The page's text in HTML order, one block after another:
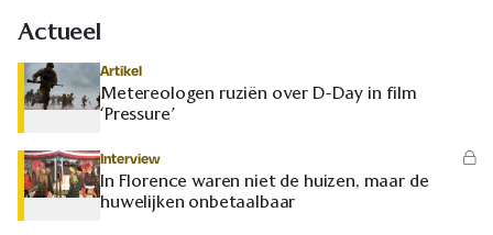
Actueel
Artikel
Metereologen ruziën over D-Day in film
‘Pressure’
Interview
In Florence waren niet de huizen, maar de
huwelijken onbetaalbaar